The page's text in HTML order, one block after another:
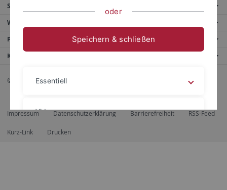
Service
Weitere Angebote
Portale
Kontaktinfo
© 2026 Eberhard Karls Universität Tübingen, Tübingen
Impressum Datenschutzerklärung Barrierefreiheit RSS-Feed
Kurz-Link Drucken
oder
Speichern & schließen
Essentiell
Videos